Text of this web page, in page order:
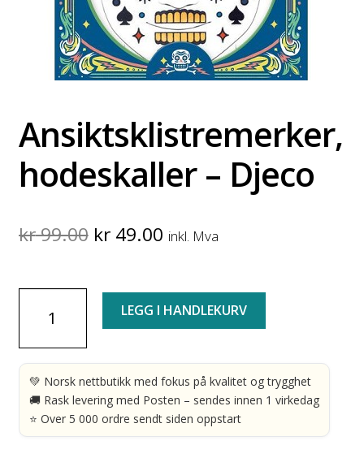
Ansiktsklistremerker,
hodeskaller – Djeco
kr99.00 Original
was:
kr 99.00.
kr49.00Current
is:
kr 49.00.
inkl. Mva
Ansiktsklistremerker,
hodeskaller
antall
LEGG I HANDLEKURV
💚 Norsk nettbutikk med fokus på kvalitet og trygghet
🚚 Rask levering med Posten – sendes innen 1 virkedag
⭐ Over 5 000 ordre sendt siden oppstart